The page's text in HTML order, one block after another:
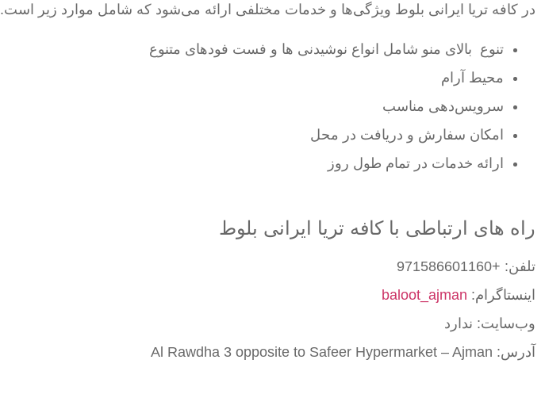
در کافه تریا ایرانی بلوط ویژگی‌ها و خدمات مختلفی ارائه می‌شود که شامل موارد زیر است.
تنوع بالای منو شامل انواع نوشیدنی ها و فست فودهای متنوع
محیط آرام
سرویس‌دهی مناسب
امکان سفارش و دریافت در محل
ارائه خدمات در تمام طول روز
راه های ارتباطی با کافه تریا ایرانی بلوط
تلفن: +971586601160
اینستاگرام: baloot_ajman
وب‌سایت: ندارد
آدرس: Al Rawdha 3 opposite to Safeer Hypermarket – Ajman